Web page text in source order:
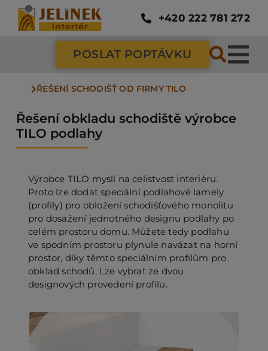
Přeskočit
obsah
+420 222 781 272
POSLAT POPTÁVKU
ŘEŠENÍ SCHODIŠŤ OD FIRMY TILO
Řešení obkladu schodiště výrobce
TILO podlahy
Výrobce TILO myslí na celistvost interiéru.
Proto lze dodat speciální podlahové lamely
(profily) pro obložení schodišťového monolitu
pro dosažení jednotného designu podlahy po
celém prostoru domu. Můžete tedy podlahu
ve spodním prostoru plynule navázat na horní
prostor, díky těmto speciálním profilům pro
obklad schodů. Lze vybrat ze dvou
designových provedení profilu.